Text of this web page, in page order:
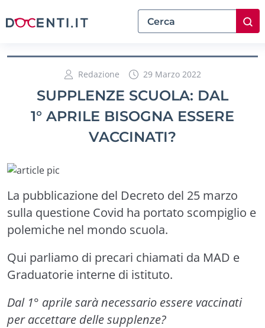
Redazione 29 Marzo 2022
SUPPLENZE SCUOLA: DAL
1° APRILE BISOGNA ESSERE
VACCINATI?
La pubblicazione del Decreto del 25 marzo
sulla questione Covid ha portato scompiglio e
polemiche nel mondo scuola.
Qui parliamo di precari chiamati da MAD e
Graduatorie interne di istituto.
Dal 1° aprile sarà necessario essere vaccinati
per accettare delle supplenze?